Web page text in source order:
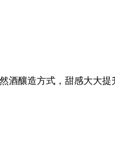
釀造方式，甜感大大